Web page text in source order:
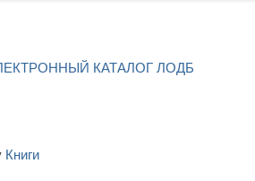
КАТАЛОГ ЛОДБ
Книги